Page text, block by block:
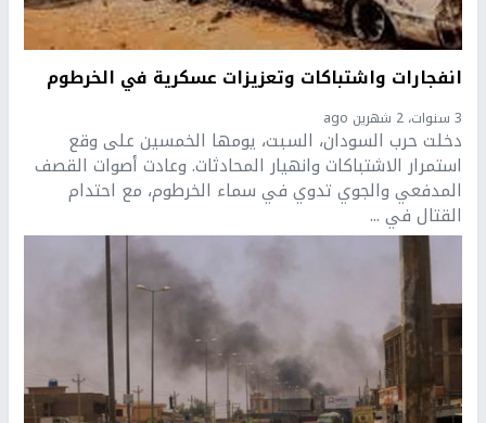
انفجارات واشتباكات وتعزيزات عسكرية في الخرطوم
3 سنوات، 2 شهرين ago
دخلت حرب السودان، السبت، يومها الخمسين على وقع
استمرار الاشتباكات وانهيار المحادثات. وعادت أصوات القصف
المدفعي والجوي تدوي في سماء الخرطوم، مع احتدام
القتال في ...